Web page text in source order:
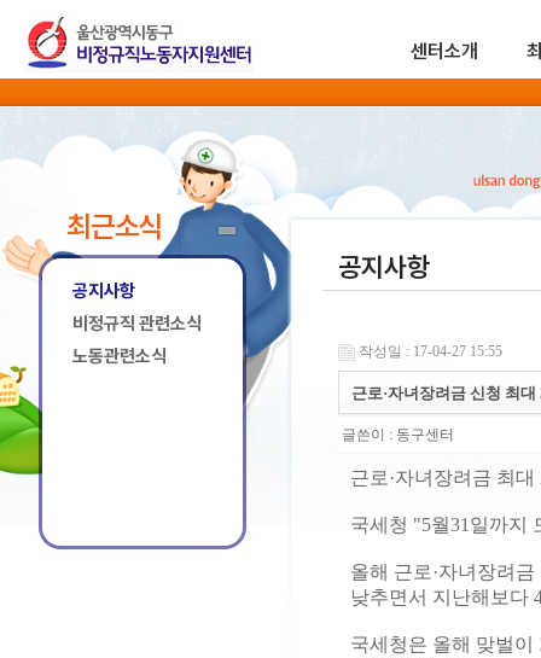
센터소개
최근소식
공지사항
비정규직 관련소식
노동관련소식
공지사항
작성일 : 17-04-27 15:55
근로·자녀장려금 신청 최
글쓴이 : 동구센터
근로·자녀장려금 최
국세청 "5월31일까지
올해 근로·자녀장려
낮추면서 지난해보다
국세청은 올해 맞벌이